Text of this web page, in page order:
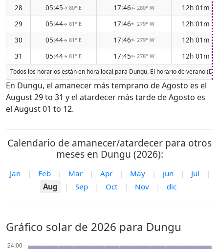
28 05:45↑ 80° E 17:46↑ 280° W
12h 01m
29
05:44↑ 81° E 17:46↑ 279° W
12h 01m
30
05:44↑ 81° E 17:46↑ 279° W
12h 01m
31
05:44↑ 81° E 17:45↑ 278° W 12h 01m
Todos los horarios están en hora local para Dungu. El horario de verano
En Dungu, el amanecer más temprano de Agosto es el
August 29 to 31 y el atardecer más tarde de Agosto es
el August 01 to 12.
Calendario de amanecer/atardecer para otros
meses en Dungu (2026):
Jan | Feb | Mar | Apr | May | jun | Jul
|
Aug
| Sep | Oct | Nov | dic
Gráfico solar de 2026 para Dungu